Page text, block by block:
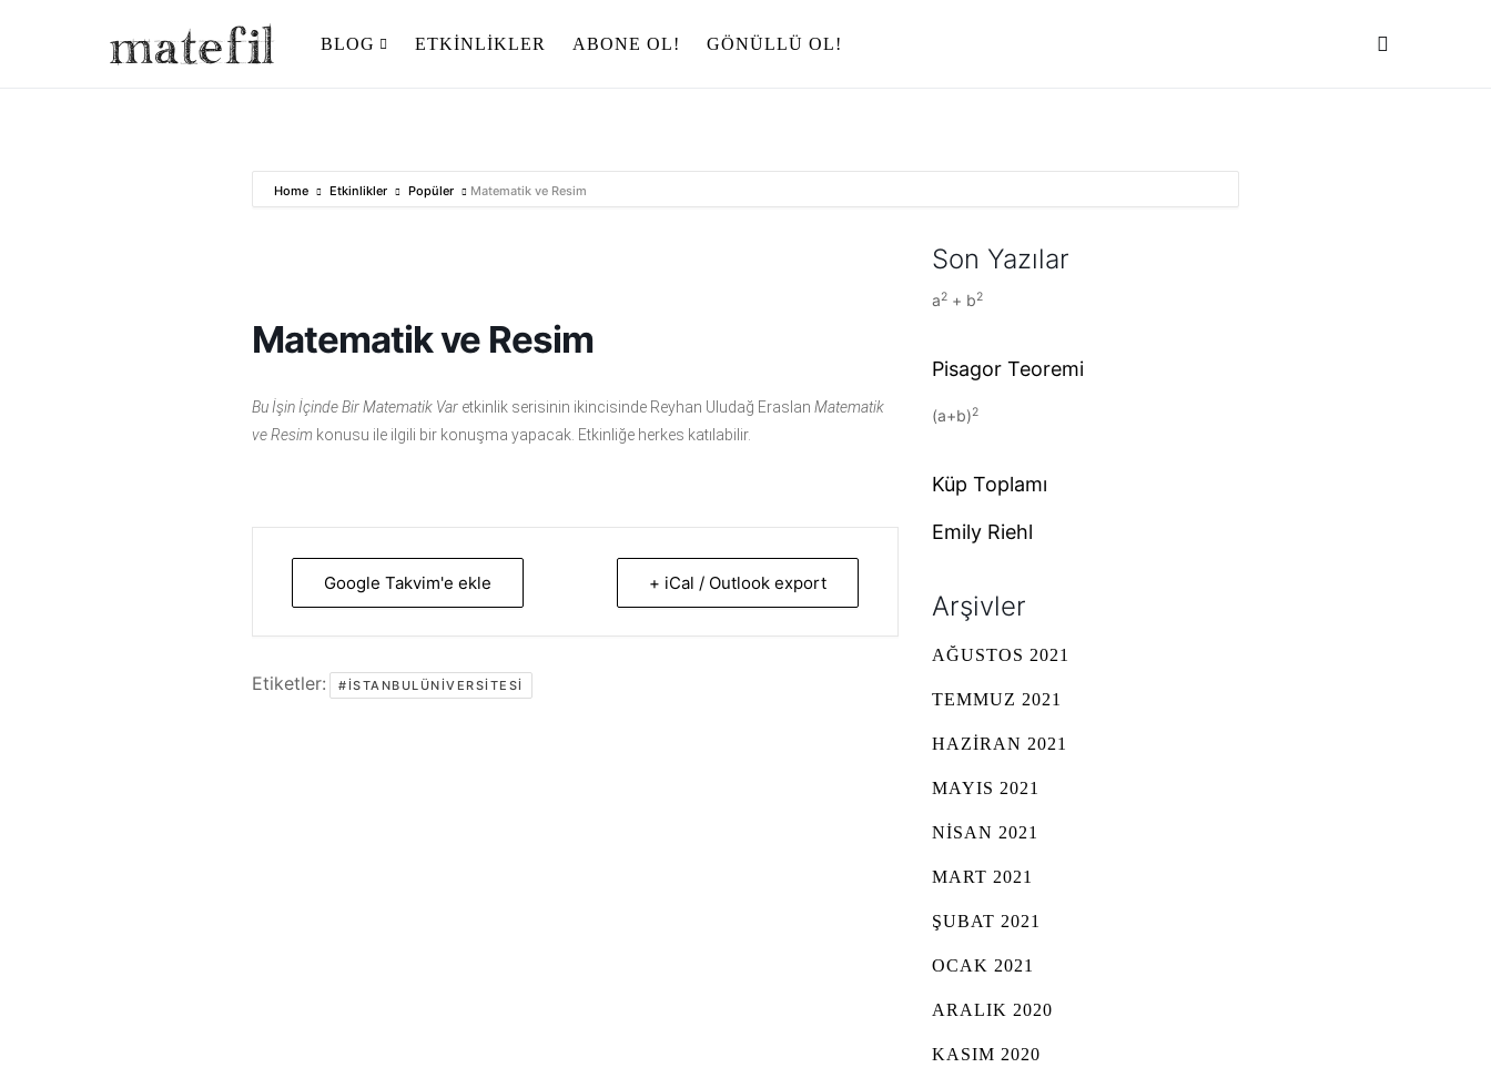
BLOG ETKINLIKLER ABONE OL!
GÖNÜLLÜ OL!
Ara:
Home Etkinlikler Popüler Matematik ve Resim
Matematik ve Resim
Bu İşin İçinde Bir Matematik Var etkinlik serisinin ikincisinde Reyhan Uludağ Eraslan Matematik
ve Resim konusu ile ilgili bir konuşma yapacak. Etkinliğe herkes katılabilir.
Google Takvim'e ekle + iCal / Outlook export
Etiketler: #ISTANBULÜNIVERSITESI
Son Yazılar
a2 + b2
Pisagor Teoremi
(a+b)2
Küp Toplamı
Emily Riehl
Arşivler
AĞUSTOS 2021
TEMMUZ 2021
HAZIRAN 2021
MAYIS 2021
NISAN 2021
MART 2021
ŞUBAT 2021
OCAK 2021
ARALIK 2020
KASIM 2020